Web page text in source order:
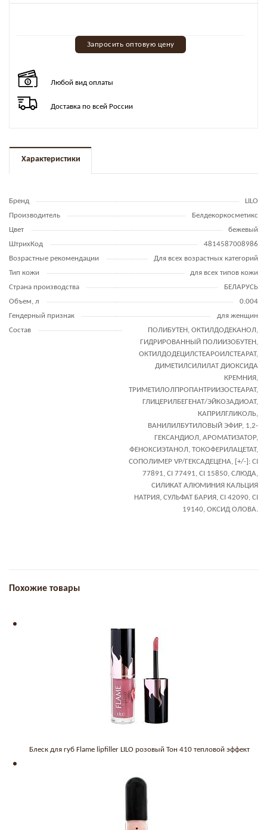
Запросить оптовую цену
Любой вид оплаты
Доставка по всей России
Характеристики
Бренд
LILO
Производитель
Белдекоркосметикс
Цвет
бежевый
ШтрихКод
4814587008986
Возрастные рекомендации
Для всех возрастных категорий
Тип кожи
для всех типов кожи
Страна производства
БЕЛАРУСЬ
Объем, л
0.004
Гендерный признак
для женщин
Состав
ПОЛИБУТЕН, ОКТИЛДОДЕКАНОЛ,
ГИДРИРОВАННЫЙ ПОЛИИЗОБУТЕН,
ОКТИЛДОДЕЦИЛСТЕАРОИЛСТЕАРАТ,
ДИМЕТИЛСИЛИЛАТ ДИОКСИДА
КРЕМНИЯ,
ТРИМЕТИЛОЛПРОПАНТРИИЗОСТЕАРАТ,
ГЛИЦЕРИЛБЕГЕНАТ/ЭЙКОЗАДИОАТ,
КАПРИЛГЛИКОЛЬ,
ВАНИЛИЛБУТИЛОВЫЙ ЭФИР, 1,2-
ГЕКСАНДИОЛ, АРОМАТИЗАТОР,
ФЕНОКСИЭТАНОЛ, ТОКОФЕРИЛАЦЕТАТ,
СОПОЛИМЕР VP/ГЕКСАДЕЦЕНА, [+/-]: CI
77891, CI 77491, CI 15850, СЛЮДА,
СИЛИКАТ АЛЮМИНИЯ КАЛЬЦИЯ
НАТРИЯ, СУЛЬФАТ БАРИЯ, CI 42090, CI
19140, ОКСИД ОЛОВА.
Похожие товары
Блеск для губ Flame lipfiller LILO розовый Тон 410 тепловой эффект